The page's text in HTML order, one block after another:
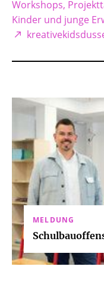
Workshops,
Kinder und junge
MELDUNG